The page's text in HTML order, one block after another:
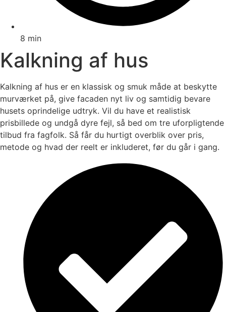
8 min
Kalkning af hus
Kalkning af hus er en klassisk og smuk måde at beskytte
murværket på, give facaden nyt liv og samtidig bevare
husets oprindelige udtryk. Vil du have et realistisk
prisbillede og undgå dyre fejl, så bed om tre uforpligtende
tilbud fra fagfolk. Så får du hurtigt overblik over pris,
metode og hvad der reelt er inkluderet, før du går i gang.